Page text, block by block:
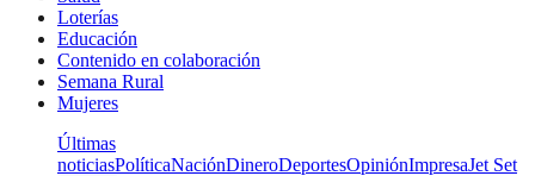
Loterías
Educación
Contenido en colaboración
Semana Rural
Mujeres
Últimas
noticiasPolíticaNaciónDineroDeportesOpiniónImpresaJet Set